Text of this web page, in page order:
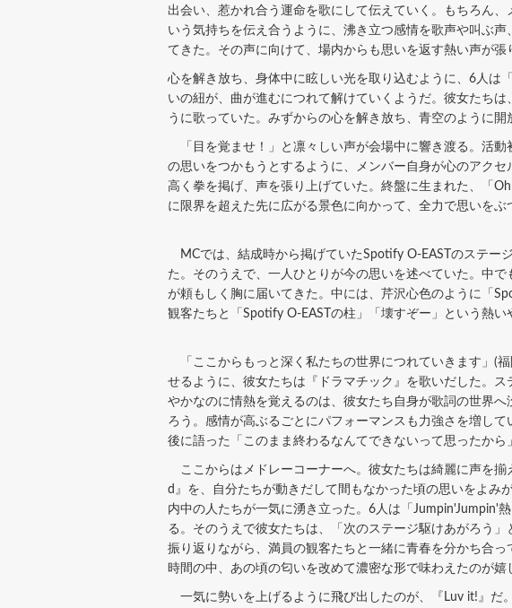
出会い、惹かれ合う運命を歌にして伝えていく。もちろん
いう気持ちを伝え合うように、沸き立つ感情を歌声や叫ぶ
てきた。その声に向けて、場内からも思いを返す熱い声が張
心を解き放ち、身体中に眩しい光を取り込むように、6人は
いの紐が、曲が進むにつれて解けていくようだ。彼女たち
うに歌っていた。みずからの心を解き放ち、青空のように
「目を覚ませ！」と凛々しい声が会場中に響き渡る。活
の思いをつかもうとするように、メンバー自身が心のアク
高く拳を掲げ、声を張り上げていた。終盤に生まれた、「
に限界を超えた先に広がる景色に向かって、全力で思いをぶ
MCでは、結成時から掲げていたSpotify O-EASTのステー
た。そのうえで、一人ひとりが今の思いを述べていた。中
が頼もしく胸に届いてきた。中には、芹沢心色のように「
観客たちと「Spotify O-EASTの柱」「壊すぞー」という熱い
「ここからもっと深く私たちの世界につれていきます」(
せるように、彼女たちは『ドラマチック』を歌いだした。
やかなのに情熱を覚えるのは、彼女たち自身が歌詞の世界
ろう。感情が高ぶるごとにパフォーマンスも力強さを増し
後に語った「このまま終わるなんてできないって思ったから
ここからはメドレーコーナーへ。彼女たちは綺麗に声を
d』を、自分たちが動きだして間もなかった頃の思いをよみ
内中の人たちが一気に湧き立った。6人は「Jumpin'Jumpin'
る。そのうえで彼女たちは、「次のステージ駆けあがろう
振り返りながら、満員の観客たちと一緒に青春を分かち合
時間の中、あの頃の匂いを改めて濃密な形で味わえたのが嬉
一気に勢いを上げるように飛び出したのが、『Luv it!』だ